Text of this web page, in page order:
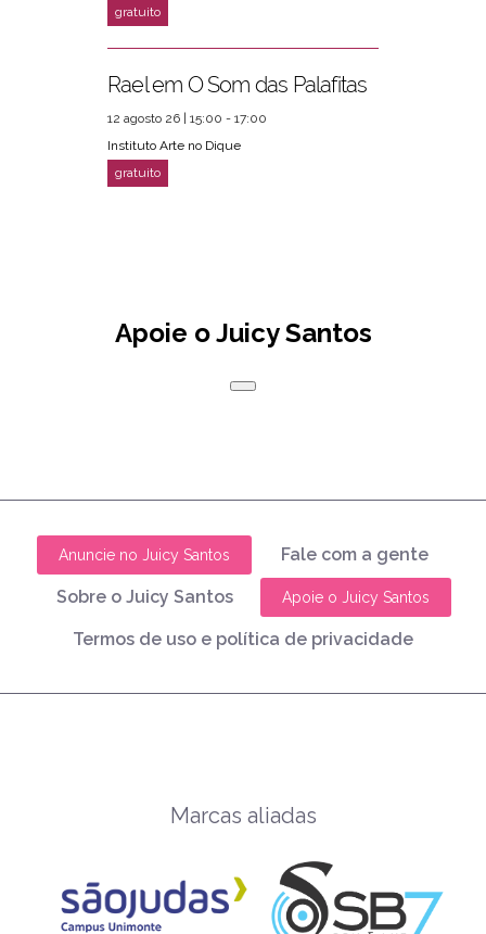
Rael em O Som das Palafitas
12 agosto 26 | 15:00 - 17:00
Instituto Arte no Dique
Apoie o Juicy Santos
Anuncie no Juicy Santos Fale com a gente
Sobre o Juicy Santos Apoie o Juicy Santos
Termos de uso e política de privacidade
Marcas aliadas